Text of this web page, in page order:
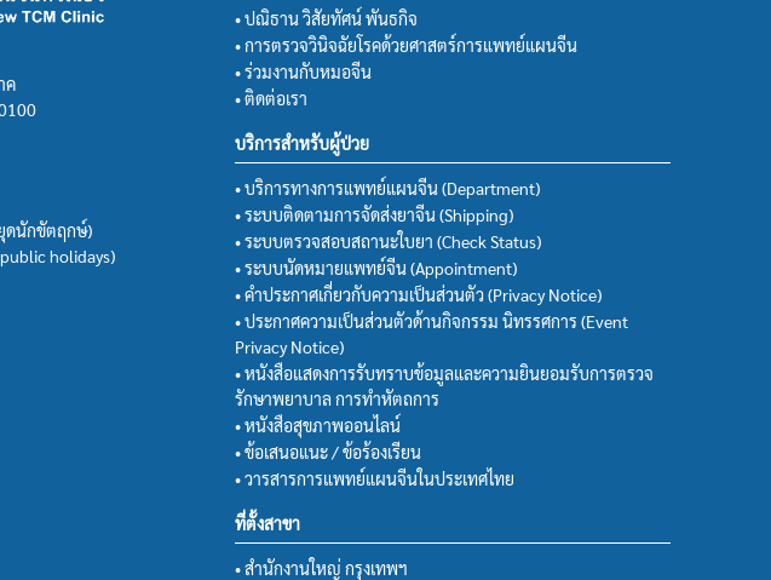
ค
ดนักขัตฤกษ์)
holidays)
• ปณิธาน วิสัยทัศน์ พันธกิจ
• การตรวจวินิจฉัยโรคด้วยศาสตร์การแพทย์แผนจีน
• ร่วมงานกับหมอจีน
• ติดต่อเรา
บริการสำหรับผู้ป่วย
• บริการทางการแพทย์แผนจีน (Department)
• ระบบติดตามการจัดส่งยาจีน (Shipping)
• ระบบตรวจสอบสถานะใบยา (Check Status)
• ระบบนัดหมายแพทย์จีน (Appointment)
• คำประกาศเกี่ยวกับความเป็นส่วนตัว (Privacy Notice)
• ประกาศความเป็นส่วนตัวด้านกิจกรรม นิทรรศการ (Event
Privacy Notice)
• หนังสือแสดงการรับทราบข้อมูลและความยินยอมรับการตรวจ
รักษาพยาบาล การทำหัตถการ
• หนังสือสุขภาพออนไลน์
• ข้อเสนอแนะ / ข้อร้องเรียน
• วารสารการแพทย์แผนจีนในประเทศไทย
ที่ตั้งสาขา
• สำนักงานใหญ่ กรุงเทพฯ